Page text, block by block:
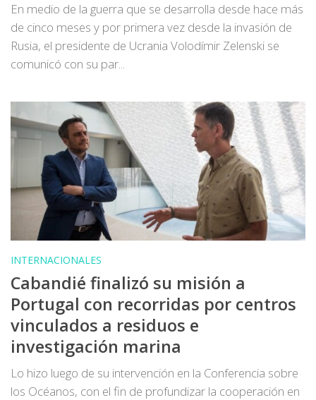
En medio de la guerra que se desarrolla desde hace más
de cinco meses y por primera vez desde la invasión de
Rusia, el presidente de Ucrania Volodímir Zelenski se
comunicó con su par...
INTERNACIONALES
Cabandié finalizó su misión a
Portugal con recorridas por centros
vinculados a residuos e
investigación marina
Lo hizo luego de su intervención en la Conferencia sobre
los Océanos, con el fin de profundizar la cooperación en